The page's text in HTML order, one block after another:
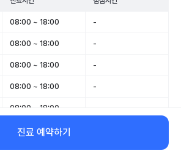
08:00 ~ 18:00 -
08:00 ~ 18:00 -
08:00 ~ 18:00 -
08:00 ~ 18:00 -
08:00 ~ 18:00
휴무
휴무 -
진료 예약하기